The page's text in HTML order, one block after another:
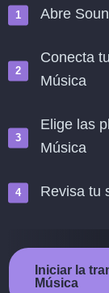
Abre
Conecta
Música
Elige las
Música
Revisa tu
Iniciar la
Música